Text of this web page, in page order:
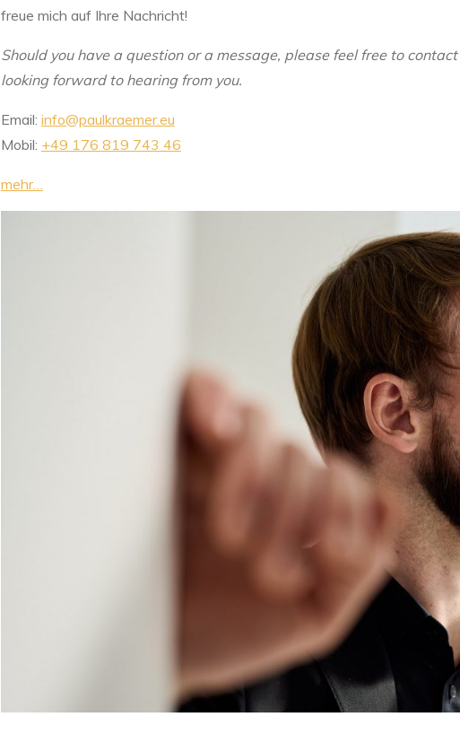
freue mich auf Ihre Nachricht!
Should you have a question or a message, please feel free to
looking forward to hearing from you.
Email: info@paulkraemer.eu
Mobil: +49 176 819 743 46
mehr…